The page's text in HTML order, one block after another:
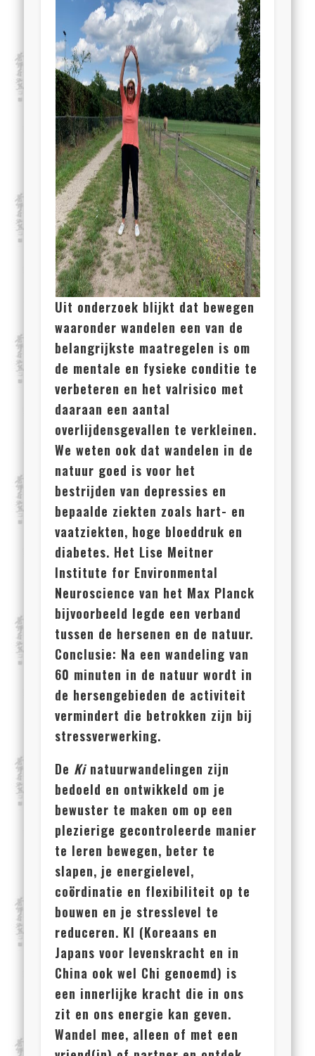
Uit onderzoek blijkt dat bewegen
waaronder wandelen een van de
belangrijkste maatregelen is om
de mentale en fysieke conditie te
verbeteren en het valrisico met
daaraan een aantal
overlijdensgevallen te verkleinen.
We weten ook dat wandelen in de
natuur goed is voor het
bestrijden van depressies en
bepaalde ziekten zoals hart- en
vaatziekten, hoge bloeddruk en
diabetes. Het Lise Meitner
Institute for Environmental
Neuroscience van het Max Planck
bijvoorbeeld legde een verband
tussen de hersenen en de natuur.
Conclusie: Na een wandeling van
60 minuten in de natuur wordt in
de hersengebieden de activiteit
vermindert die betrokken zijn bij
stressverwerking.
De Kinatuurwandelingen zijn
bedoeld en ontwikkeld om je
bewuster te maken om op een
plezierige gecontroleerde manier
te leren bewegen, beter te
slapen, je energielevel,
coördinatie en flexibiliteit op te
bouwen en je stresslevel te
reduceren. KI (Koreaans en
Japans voor levenskracht en in
China ook wel Chi genoemd) is
een innerlijke kracht die in ons
zit en ons energie kan geven.
Wandel mee, alleen of met een